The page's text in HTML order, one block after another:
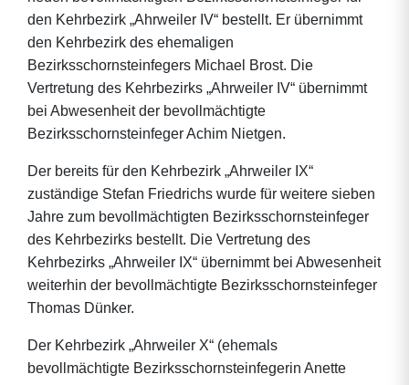
den Kehrbezirk „Ahrweiler IV“ bestellt. Er übernimmt
den Kehrbezirk des ehemaligen
Bezirksschornsteinfegers Michael Brost. Die
Vertretung des Kehrbezirks „Ahrweiler IV“ übernimmt
bei Abwesenheit der bevollmächtigte
Bezirksschornsteinfeger Achim Nietgen.
Der bereits für den Kehrbezirk „Ahrweiler IX“
zuständige Stefan Friedrichs wurde für weitere sieben
Jahre zum bevollmächtigten Bezirksschornsteinfeger
des Kehrbezirks bestellt. Die Vertretung des
Kehrbezirks „Ahrweiler IX“ übernimmt bei Abwesenheit
weiterhin der bevollmächtigte Bezirksschornsteinfeger
Thomas Dünker.
Der Kehrbezirk „Ahrweiler X“ (ehemals
bevollmächtigte Bezirksschornsteinfegerin Anette